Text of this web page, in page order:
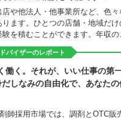
店や他法人・他事業所など、色
ります。ひとつの店舗・地域だ
験を積むことができます。年収の
バイザーのレポート
働く。それが、いい仕事の第
しなみの自由化で、あなたの
師採用市場では、調剤とOTC販